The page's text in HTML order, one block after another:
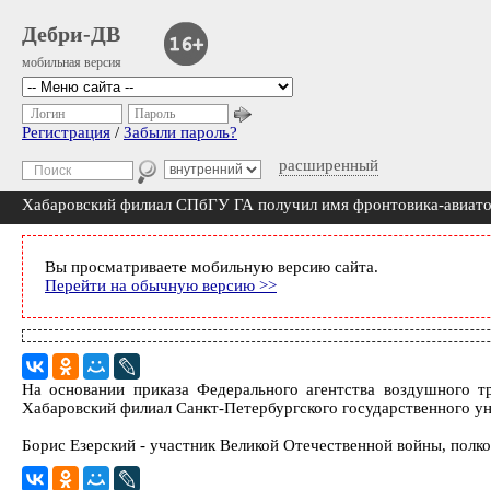
Дебри-ДВ
мобильная версия
расширенный
Логин Пароль
Регистрация / Забыли пароль?
Хабаровский филиал СПбГУ ГА получил имя фронтовика-
Вы просматриваете мобильную версию сайта.
Перейти на обычную версию >>
На основании приказа Федерального агентства
Хабаровский филиал Санкт-Петербургского
Борис Езерский - участник Великой Отечественной войны,